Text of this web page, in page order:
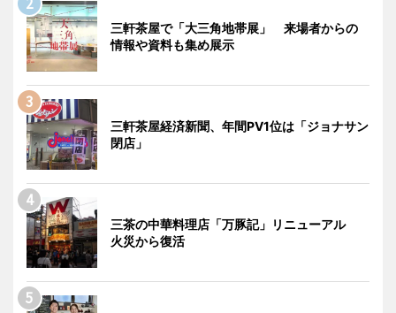
三軒茶屋で「大三角地帯展」 来場者からの
情報や資料も集め展示
三軒茶屋経済新聞、年間PV1位は「ジョナサン
閉店」
三茶の中華料理店「万豚記」リニューアル
火災から復活